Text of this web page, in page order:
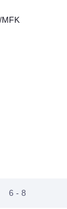
MFK
6 - 8